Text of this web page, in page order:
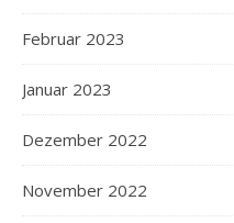
Februar 2023
Januar 2023
Dezember 2022
November 2022